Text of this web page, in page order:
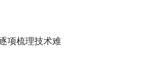
项梳理技术难